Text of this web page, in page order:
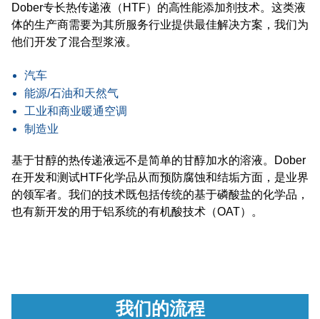
Dober专长热传递液（HTF）的高性能添加剂技术。这类液
体的生产商需要为其所服务行业提供最佳解决方案，我们为
他们开发了混合型浆液。
汽车
能源/石油和天然气
工业和商业暖通空调
制造业
基于甘醇的热传递液远不是简单的甘醇加水的溶液。Dober
在开发和测试HTF化学品从而预防腐蚀和结垢方面，是业界
的领军者。我们的技术既包括传统的基于磷酸盐的化学品，
也有新开发的用于铝系统的有机酸技术（OAT）。
我们的流程